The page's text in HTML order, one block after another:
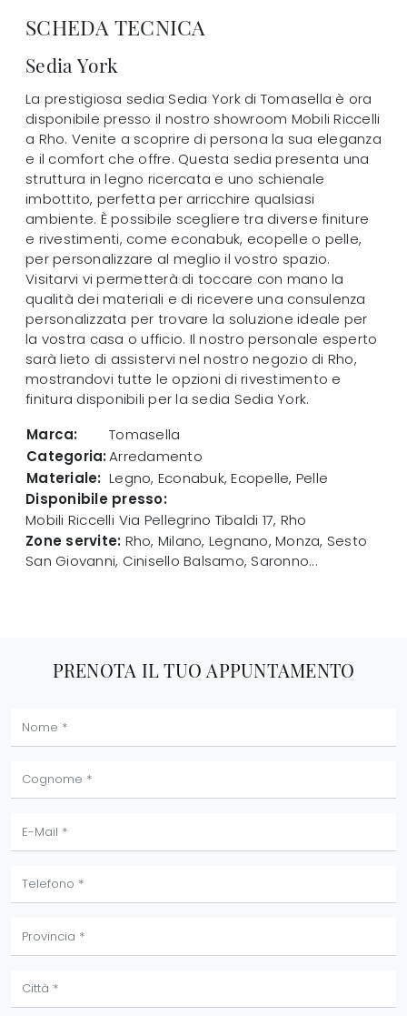
SCHEDA TECNICA
Sedia York
La prestigiosa sedia Sedia York di Tomasella è ora
disponibile presso il nostro showroom Mobili Riccelli
a Rho. Venite a scoprire di persona la sua eleganza
e il comfort che offre. Questa sedia presenta una
struttura in legno ricercata e uno schienale
imbottito, perfetta per arricchire qualsiasi
ambiente. È possibile scegliere tra diverse finiture
e rivestimenti, come econabuk, ecopelle o pelle,
per personalizzare al meglio il vostro spazio.
Visitarvi vi permetterà di toccare con mano la
qualità dei materiali e di ricevere una consulenza
personalizzata per trovare la soluzione ideale per
la vostra casa o ufficio. Il nostro personale esperto
sarà lieto di assistervi nel nostro negozio di Rho,
mostrandovi tutte le opzioni di rivestimento e
finitura disponibili per la sedia Sedia York.
Marca:
Tomasella
Categoria:Arredamento
Materiale: Legno, Econabuk, Ecopelle, Pelle
Disponibile presso:
Mobili Riccelli Via Pellegrino Tibaldi 17, Rho
Zone servite: Rho, Milano, Legnano, Monza, Sesto
San Giovanni, Cinisello Balsamo, Saronno...
PRENOTA IL TUO APPUNTAMENTO